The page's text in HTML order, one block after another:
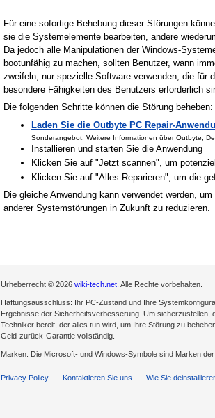
Für eine sofortige Behebung dieser Störungen
sie die Systemelemente bearbeiten, andere
Da jedoch alle Manipulationen der Windows-
bootunfähig zu machen, sollten Benutzer, wann
zweifeln, nur spezielle Software verwenden, die für
besondere Fähigkeiten des Benutzers erforderlich
Die folgenden Schritte können die Störung beheben:
Laden Sie die Outbyte PC Repair-
Sonderangebot. Weitere Informationen über Outbyte
Installieren und starten Sie die Anwendung
Klicken Sie auf "Jetzt scannen", um
Klicken Sie auf "Alles Reparieren", um die
Die gleiche Anwendung kann verwendet werden,
anderer Systemstörungen in Zukunft zu reduzieren.
Urheberrecht © 2026 wiki-tech.net . Alle Rechte vorbehalten.
Haftungsausschluss: Ihr PC-Zustand und Ihre
Ergebnisse der Sicherheitsverbesserung. Um
Techniker bereit, der alles tun wird, um Ihre Störung zu
Geld-zurück-Garantie vollständig.
Marken: Die Microsoft- und Windows-Symbole sind Marken
Privacy Policy Kontaktieren Sie uns Wie Sie